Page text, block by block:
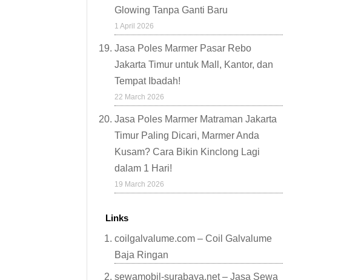
Glowing Tanpa Ganti Baru
1 April 2026
Jasa Poles Marmer Pasar Rebo
Jakarta Timur untuk Mall, Kantor, dan
Tempat Ibadah!
22 March 2026
Jasa Poles Marmer Matraman Jakarta
Timur Paling Dicari, Marmer Anda
Kusam? Cara Bikin Kinclong Lagi
dalam 1 Hari!
19 March 2026
Links
coilgalvalume.com – Coil Galvalume
Baja Ringan
sewamobil-surabaya.net – Jasa Sewa